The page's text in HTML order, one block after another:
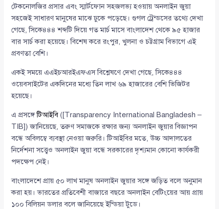
টেকনোলজির প্রসার এবং স্মার্টফোন সহজলভ্য হওয়ায় অনলাইন জুয়া
সহজেই সাধারণ মানুষের মাঝে ঢুকে পড়েছে। গুগল ট্রেন্ডসের তথ্যে দেখা
গেছে, সিকে৪৪৪ শব্দটি দিয়ে গত মার্চ মাসে বাংলাদেশ থেকে ৯৫ হাজার
বার সার্চ করা হয়েছে। বিশেষ করে রংপুর, খুলনা ও চট্টগ্রাম বিভাগে এই
প্রবণতা বেশি।
একই সময়ে এএইচআরইএফএস বিশ্লেষণে দেখা গেছে, সিকে৪৪৪
ওয়েবসাইটের একদিনের মধ্যে তিন লাখ ৬৯ হাজারের বেশি ভিজিটর
হয়েছে।
এ প্রসঙ্গেটিআইবি([Transparency International Bangladesh –
TIB]) জানিয়েছে, তরুণ সমাজকে রক্ষার জন্য অনলাইন জুয়ার বিজ্ঞাপন
বন্ধে অবিলম্বে ব্যবস্থা নেওয়া জরুরি। টিআইবির মতে, উচ্চ আদালতের
নির্দেশনা সত্ত্বেও অনলাইন জুয়া বন্ধে সরকারের দৃশ্যমান কোনো কার্যকরী
পদক্ষেপ নেই।
বাংলাদেশে প্রায় ৫০ লাখ মানুষ অনলাইন জুয়ার সঙ্গে জড়িত বলে অনুমান
করা হয়। ভারতের প্রতিবেশী বাজারে বছরে অনলাইন বেটিংয়ের আয় প্রায়
১০০ বিলিয়ন ডলার বলে জানিয়েছে ইন্ডিয়া টুডে।